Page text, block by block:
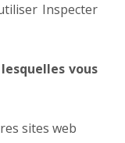
Inspecter
vous
sites web